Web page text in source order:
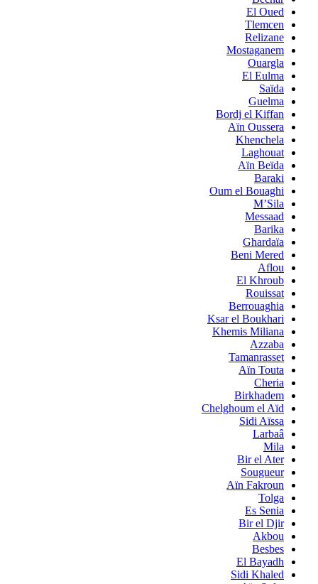
El Oued
Tlemcen
Relizane
Mostaganem
Ouargla
El Eulma
Saïda
Guelma
Bordj el Kiffan
Aïn Oussera
Khenchela
Laghouat
Aïn Beïda
Baraki
Oum el Bouaghi
M’Sila
Messaad
Barika
Ghardaïa
Beni Mered
Aflou
El Khroub
Rouissat
Berrouaghia
Ksar el Boukhari
Khemis Miliana
Azzaba
Tamanrasset
Aïn Touta
Cheria
Birkhadem
Chelghoum el Aïd
Sidi Aïssa
Larbaâ
Mila
Bir el Ater
Sougueur
Aïn Fakroun
Tolga
Es Senia
Bir el Djir
Akbou
Besbes
El Bayadh
Sidi Khaled